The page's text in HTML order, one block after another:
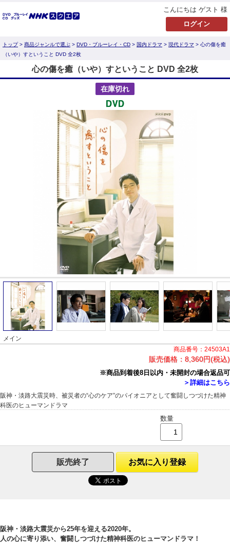
こんにちは ゲスト 様
トップ> 商品ジャンルで選ぶ > DVD・ブルーレイ・CD > 国内ドラマ > 現代ドラマ > 心の傷を癒
（いや）すということ DVD 全2枚
心の傷を癒（いや）すということ DVD 全2枚
在庫切れ
メイン
商品番号：24503A1
販売価格： 8,360円(税込)
※商品到着後8日以内・未開封の場合返品可
＞詳細はこちら
阪神・淡路大震災時、被災者の“心のケア”のパイオニアとして奮闘しつづけた精神
科医のヒューマンドラマ
数量
販売終了 お気に入り登録
阪神・淡路大震災から25年を迎える2020年。
人の心に寄り添い、奮闘しつづけた精神科医のヒューマンドラマ！